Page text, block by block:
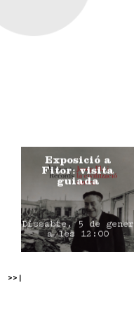
Exposició a
Fitor: visita
guiada
Dissabte, 5 de gener
a les 12:00
>>|